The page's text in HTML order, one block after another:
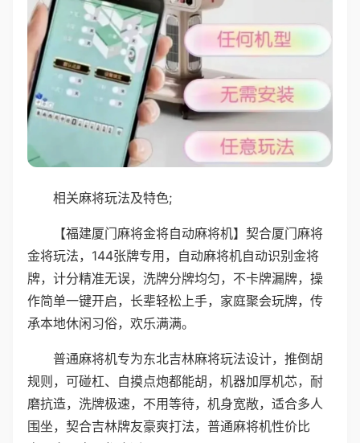
相关麻将玩法及特色;
【福建厦门麻将金将自动麻将机】契合厦门麻将
金将玩法，144张牌专用，自动麻将机自动识别金将
牌，计分精准无误，洗牌分牌均匀，不卡牌漏牌，操
作简单一键开启，长辈轻松上手，家庭聚会玩牌，传
承本地休闲习俗，欢乐满满。
普通麻将机专为东北吉林麻将玩法设计，推倒胡
规则，可碰杠、自摸点炮都能胡，机器加厚机芯，耐
磨抗造，洗牌极速，不用等待，机身宽敞，适合多人
围坐，契合吉林牌友豪爽打法，普通麻将机性价比